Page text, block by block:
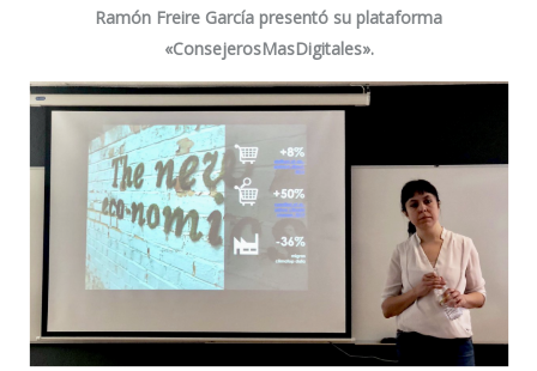
Ramón Freire García presentó su plataforma
«ConsejerosMasDigitales».